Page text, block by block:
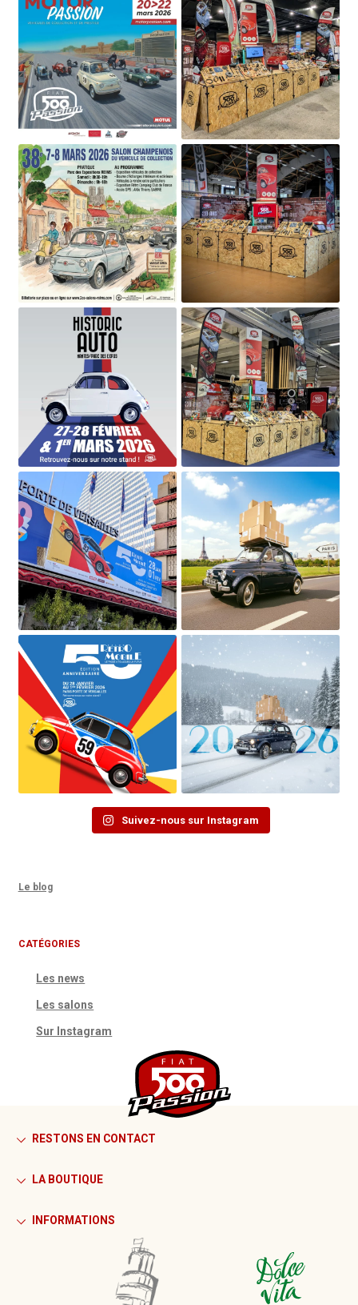
Suivez-nous sur Instagram
Le blog
CATÉGORIES
Les news
Les salons
Sur Instagram
RESTONS EN CONTACT
LA BOUTIQUE
INFORMATIONS